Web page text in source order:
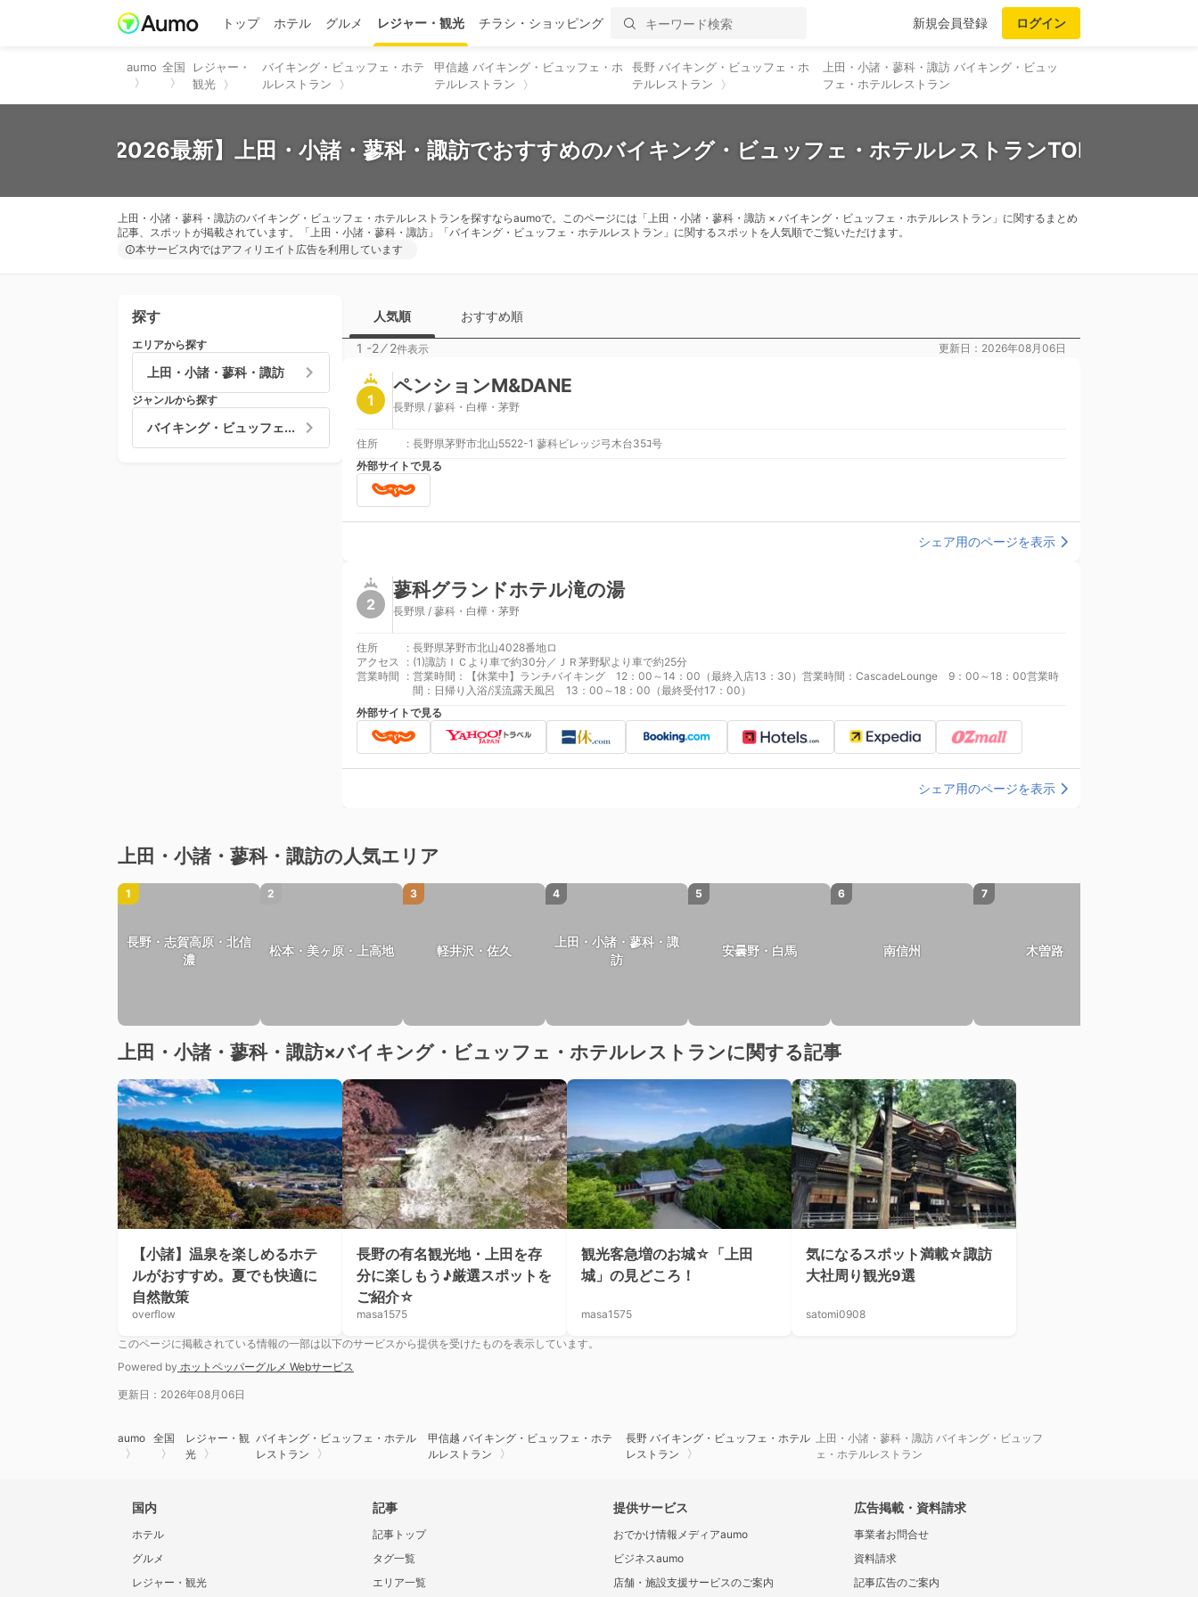
トップ ホテル グルメ レジャー・観光 チラシ・ショッピング 新規会員登録 ログイン
aumo 全国
レジャー・
観光
バイキング・ビュッフェ・ホテ
ルレストラン
甲信越 バイキング・ビュッフェ・ホ
テルレストラン
長野 バイキング・ビュッフェ・ホ
テルレストラン
上田・小諸・蓼科・諏訪 バイキング・ビュッ
フェ・ホテルレストラン
【2026最新】上田・小諸・蓼科・諏訪でおすすめのバイキング・ビュッフェ・ホテルレストランTOP2
上田・小諸・蓼科・諏訪のバイキング・ビュッフェ・ホテルレストランを探すならaumoで。このページには「上田・小諸・蓼科・諏訪 × バイキング・ビュッフェ・ホテルレストラン」に関するまとめ
記事、スポットが掲載されています。「上田・小諸・蓼科・諏訪」「バイキング・ビュッフェ・ホテルレストラン」に関するスポットを人気順でご覧いただけます。
本サービス内ではアフィリエイト広告を利用しています
探す
エリアから探す
上田・小諸・蓼科・諏訪
ジャンルから探す
バイキング・ビュッフェ...
人気順 おすすめ順
1 -2⁄2件表示 更新日：2026年08月06日
1
ペンションM&DANE
長野県 / 蓼科・白樺・茅野
住所 : 長野県茅野市北山5522-1 蓼科ビレッジ弓木台35ｺ号
外部サイトで見る
シェア用のページを表示
2
蓼科グランドホテル滝の湯
長野県 / 蓼科・白樺・茅野
住所 : 長野県茅野市北山4028番地ロ
アクセス
: (1)諏訪ＩＣより車で約30分／ＪＲ茅野駅より車で約25分
営業時間
: 営業時間：【休業中】ランチバイキング 12：00～14：00（最終入店13：30）営業時間：CascadeLounge 9：00～18：00営業時
間：日帰り入浴/渓流露天風呂 13：00～18：00（最終受付17：00）
外部サイトで見る
シェア用のページを表示
上田・小諸・蓼科・諏訪の人気エリア
1
長野・志賀高原・北信
濃
2
松本・美ヶ原・上高地
3
軽井沢・佐久
4
上田・小諸・蓼科・諏
訪
5
安曇野・白馬
6
南信州
7
木曽路
上田・小諸・蓼科・諏訪×バイキング・ビュッフェ・ホテルレストランに関する記事
【小諸】温泉を楽しめるホテ
ルがおすすめ。夏でも快適に
自然散策
overflow
長野の有名観光地・上田を存
分に楽しもう♪厳選スポットを
ご紹介☆
masa1575
観光客急増のお城☆「上田
城」の見どころ！
masa1575
気になるスポット満載☆諏訪
大社周り観光9選
satomi0908
このページに掲載されている情報の一部は以下のサービスから提供を受けたものを表示しています。
Powered by ホットペッパーグルメ Webサービス
更新日：2026年08月06日
aumo 全国
レジャー・観
光
バイキング・ビュッフェ・ホテル
レストラン
甲信越 バイキング・ビュッフェ・ホテ
ルレストラン
長野 バイキング・ビュッフェ・ホテル
レストラン
上田・小諸・蓼科・諏訪 バイキング・ビュッフ
ェ・ホテルレストラン
国内
ホテル
グルメ
レジャー・観光
記事
記事トップ
タグ一覧
エリア一覧
提供サービス
おでかけ情報メディアaumo
ビジネスaumo
店舗・施設支援サービスのご案内
広告掲載・資料請求
事業者お問合せ
資料請求
記事広告のご案内